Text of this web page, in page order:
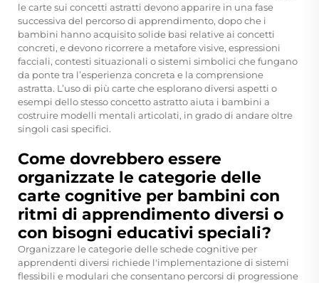
le carte sui concetti astratti devono apparire in una fase
successiva del percorso di apprendimento, dopo che i
bambini hanno acquisito solide basi relative ai concetti
concreti, e devono ricorrere a metafore visive, espressioni
facciali, contesti situazionali o sistemi simbolici che fungano
da ponte tra l’esperienza concreta e la comprensione
astratta. L’uso di più carte che esplorano diversi aspetti o
esempi dello stesso concetto astratto aiuta i bambini a
costruire modelli mentali articolati, in grado di andare oltre
singoli casi specifici.
Come dovrebbero essere
organizzate le categorie delle
carte cognitive per bambini con
ritmi di apprendimento diversi o
con bisogni educativi speciali?
Organizzare le categorie delle schede cognitive per
apprendenti diversi richiede l'implementazione di sistemi
flessibili e modulari che consentano percorsi di progressione